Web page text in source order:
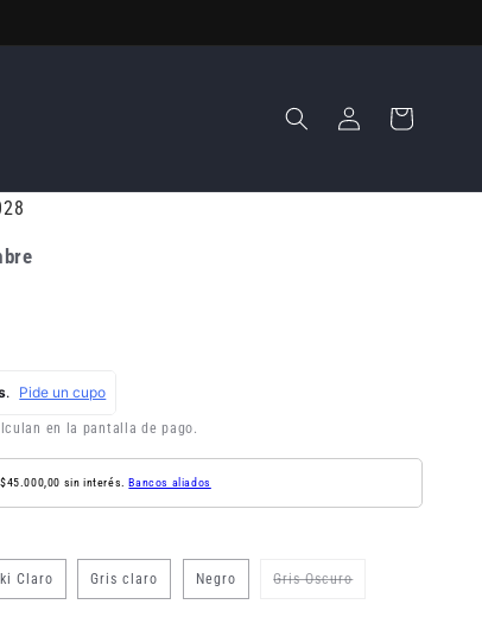
sesión
Carrito
en la pantalla de pago.
sin interés.Bancos aliados
Claro Gris claro Negro Gris OscuroVariante